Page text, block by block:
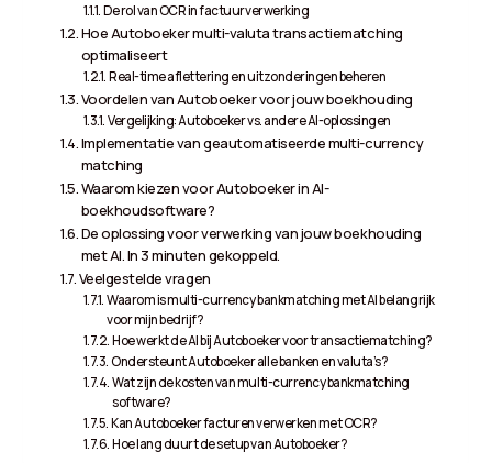
De rol van OCR in factuurverwerking
Hoe Autoboeker multi-valuta transactiematching
optimaliseert
Real-time aflettering en uitzonderingen beheren
Voordelen van Autoboeker voor jouw boekhouding
Vergelijking: Autoboeker vs. andere AI-oplossingen
Implementatie van geautomatiseerde multi-currency
matching
Waarom kiezen voor Autoboeker in AI-
boekhoudsoftware?
De oplossing voor verwerking van jouw boekhouding
met AI. In 3 minuten gekoppeld.
Veelgestelde vragen
Waarom is multi-currency bankmatching met AI belangrijk
voor mijn bedrijf?
Hoe werkt de AI bij Autoboeker voor transactiematching?
Ondersteunt Autoboeker alle banken en valuta’s?
Wat zijn de kosten van multi-currency bankmatching
software?
Kan Autoboeker facturen verwerken met OCR?
Hoe lang duurt de setup van Autoboeker?